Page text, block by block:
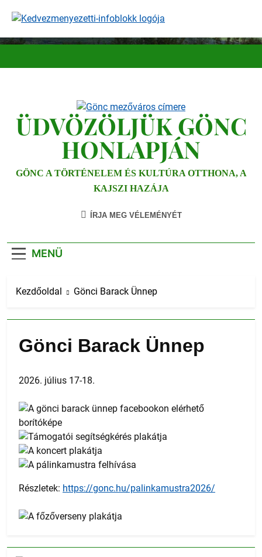
ÜDVÖZÖLJÜK GÖNC
HONLAPJÁN
GÖNC A TÖRTÉNELEM ÉS KULTÚRA OTTHONA, A
KAJSZI HAZÁJA
ÍRJA MEG VÉLEMÉNYÉT
MENÜ
Kezdőoldal Gönci Barack Ünnep
Gönci Barack Ünnep
2026. július 17-18.
Részletek: https://gonc.hu/palinkamustra2026/